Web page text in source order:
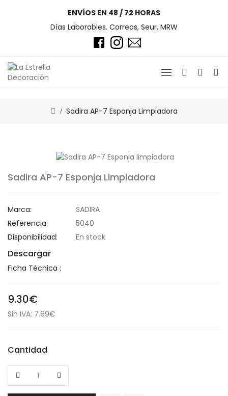
ENVÍOS EN 48 / 72 HORAS
Días Laborables. Correos, Seur, MRW
Sadira AP-7 Esponja Limpiadora
Sadira AP-7 Esponja Limpiadora
Marca:
SADIRA
Referencia:
5040
Disponibilidad:
En stock
Descargar
Ficha Técnica :
9.30€
Sin IVA: 7.69€
Cantidad